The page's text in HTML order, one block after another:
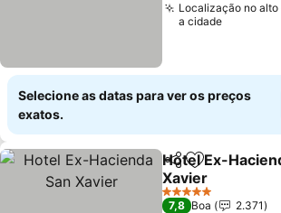
Localização no
a cidade
Selecione as datas para ver os preços
exatos.
PartilharAdicionar
Hotel Ex-
Xavier
Ver preços
5 Estrelas
7,8 Boa
2.371